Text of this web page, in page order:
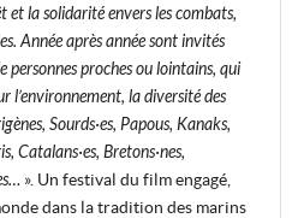
et la solidarité envers les combats,
Année après année sont invités
personnes proches ou lointains, qui
l’environnement, la diversité des
Sourds·es, Papous, Kanaks,
Catalans·es, Bretons·nes,
». Un festival du film engagé,
dans la tradition des marins